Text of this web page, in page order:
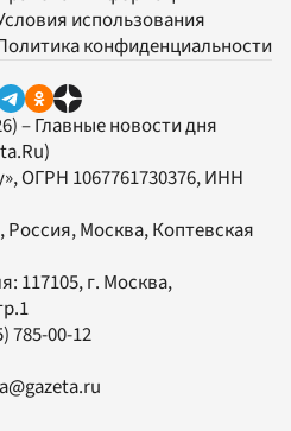
использования
конфиденциальности
– Главные новости дня
, ОГРН 1067761730376, ИНН
Россия, Москва, Коптевская
117105, г. Москва,
785-00-12